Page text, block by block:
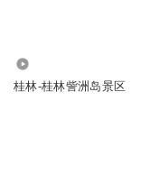
桂林-桂林訾洲岛景区